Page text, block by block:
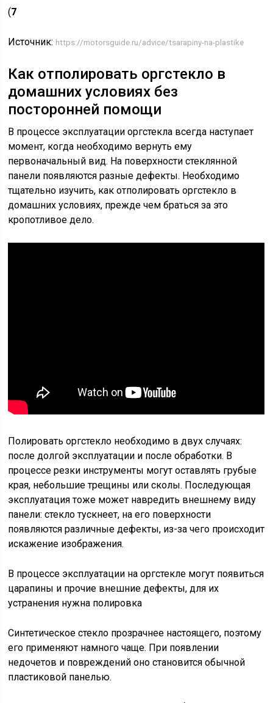
(7
Источник: https://motorsguide.ru/advice/tsarapiny-na-plastike
Как отполировать оргстекло в
домашних условиях без
посторонней помощи
В процессе эксплуатации оргстекла всегда наступает
момент, когда необходимо вернуть ему
первоначальный вид. На поверхности стеклянной
панели появляются разные дефекты. Необходимо
тщательно изучить, как отполировать оргстекло в
домашних условиях, прежде чем браться за это
кропотливое дело.
Полировать оргстекло необходимо в двух случаях:
после долгой эксплуатации и после обработки. В
процессе резки инструменты могут оставлять грубые
края, небольшие трещины или сколы. Последующая
эксплуатация тоже может навредить внешнему виду
панели: стекло тускнеет, на его поверхности
появляются различные дефекты, из-за чего происходит
искажение изображения.
В процессе эксплуатации на оргстекле могут появиться
царапины и прочие внешние дефекты, для их
устранения нужна полировка
Синтетическое стекло прозрачнее настоящего, поэтому
его применяют намного чаще. При появлении
недочетов и повреждений оно становится обычной
пластиковой панелью.